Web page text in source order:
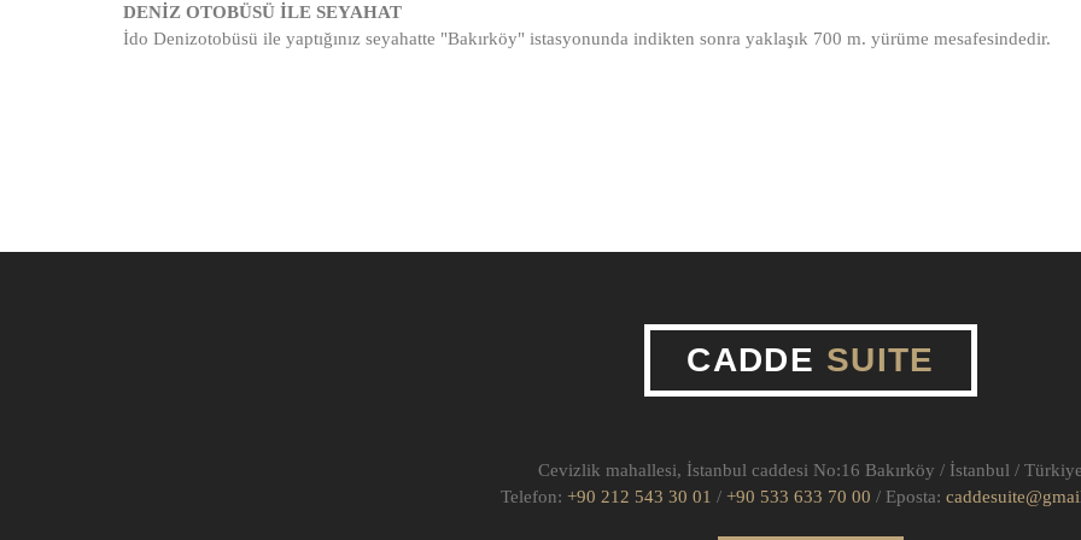
DENİZ OTOBÜSÜ İLE SEYAHAT
İdo Denizotobüsü ile yaptığınız seyahatte "Bakırköy" istasyonunda indikten sonra yaklaşık 700 m. yürüme mesafesindedir.
CADDE SUITE
Cevizlik mahallesi, İstanbul caddesi No:16 Bakırköy / İstanbul / Türkiye
Telefon: +90 212 543 30 01 / +90 533 633 70 00 / Eposta: